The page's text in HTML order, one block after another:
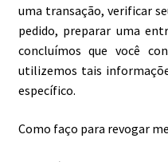
uma transação, verificar
pedido, preparar uma
concluímos que você
utilizemos tais
específico.
Como faço para revogar